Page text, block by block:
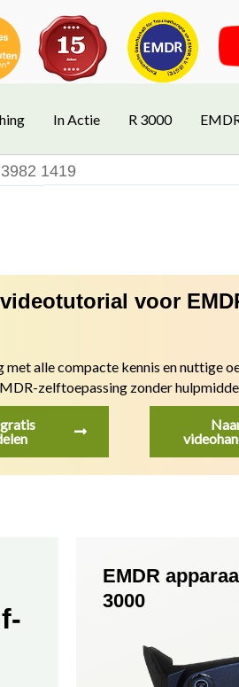
In Actie R 3000
1419
voor
met alle compacte kennis en nuttige
zelftoepassing zonder
EMDR
3000